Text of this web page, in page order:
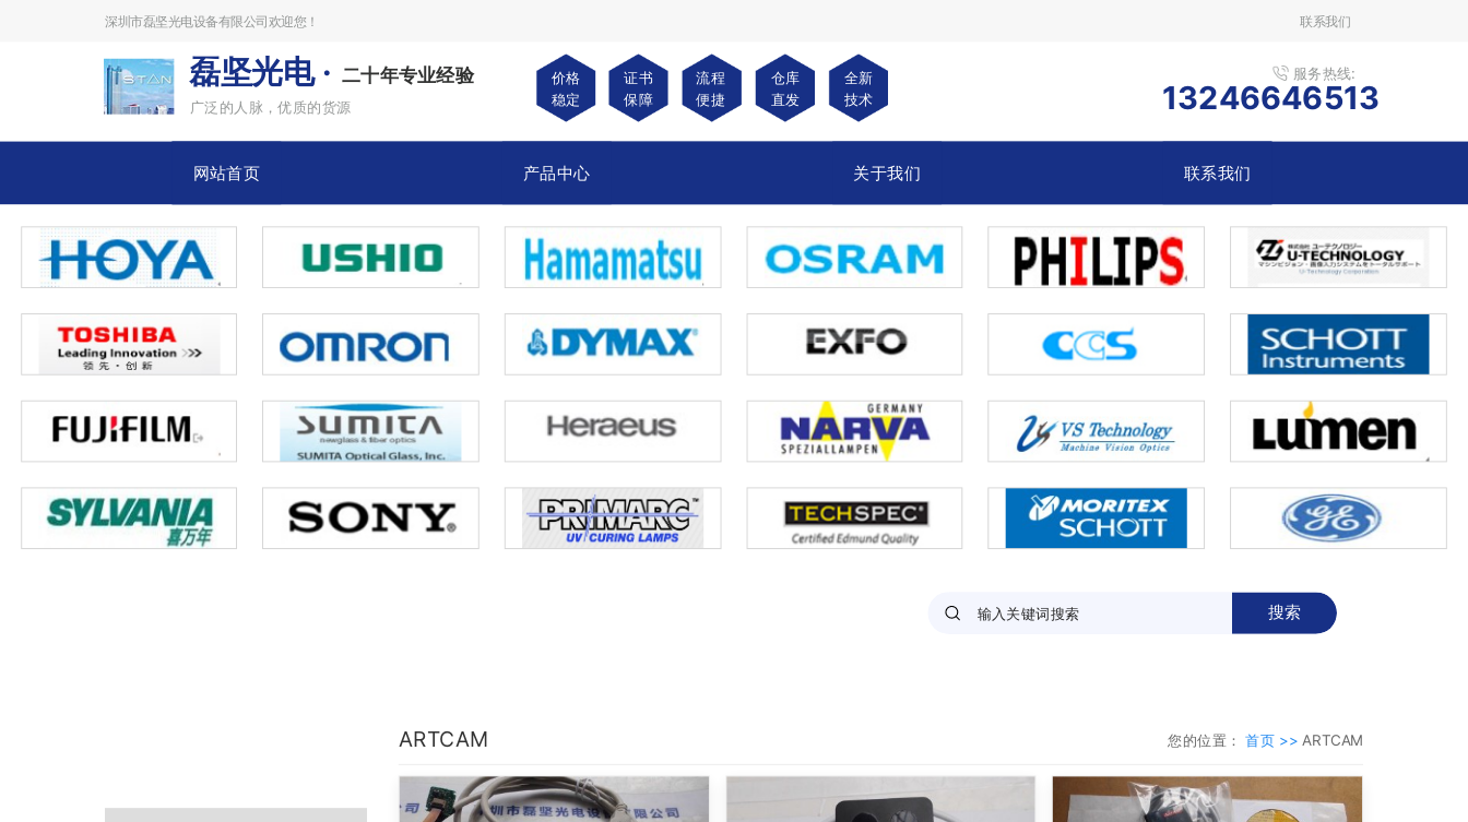
深圳市磊坚光电设备有限公司欢迎您！ 联系我们
磊坚光电 · 二十年专业经验
广泛的人脉，优质的货源
价格
稳定
证书
保障
流程
便捷
仓库
直发
全新
技术
服务热线:
13246646513
网站首页 产品中心 关于我们 联系我们
搜索
ARTCAM 您的位置：首页 >> ARTCAM